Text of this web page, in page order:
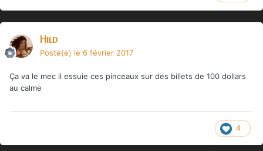
Hild
Posté(e) le 6 février 2017
Ça va le mec il essuie ces pinceaux sur des billets de 100 dollars
au calme
4